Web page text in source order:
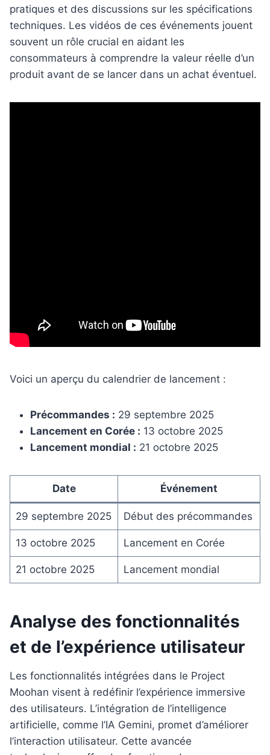
pratiques et des discussions sur les spécifications
techniques. Les vidéos de ces événements jouent
souvent un rôle crucial en aidant les
consommateurs à comprendre la valeur réelle d’un
produit avant de se lancer dans un achat éventuel.
Voici un aperçu du calendrier de lancement :
Précommandes : 29 septembre 2025
Lancement en Corée : 13 octobre 2025
Lancement mondial : 21 octobre 2025
Date Événement
29 septembre 2025 Début des précommandes
13 octobre 2025 Lancement en Corée
21 octobre 2025 Lancement mondial
Analyse des fonctionnalités
et de l’expérience utilisateur
Les fonctionnalités intégrées dans le Project
Moohan visent à redéfinir l’expérience immersive
des utilisateurs. L’intégration de l’intelligence
artificielle, comme l’IA Gemini, promet d’améliorer
l’interaction utilisateur. Cette avancée